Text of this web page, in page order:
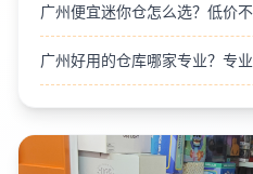
广州便宜迷你仓怎么选？低价
广州好用的仓库哪家专业？专